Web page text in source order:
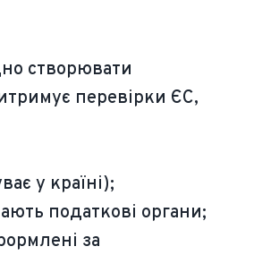
створювати
перевірки ЄС,
у країні);
податкові органи;
за